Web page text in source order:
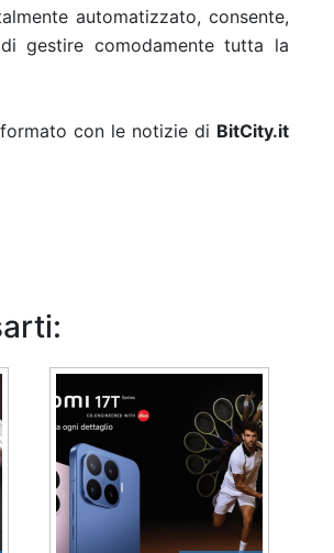
automatizzato, consente,
gestire comodamente tutta la
con le notizie di BitCity.it